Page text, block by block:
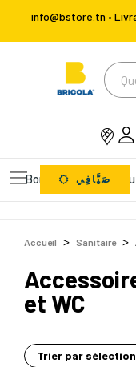
info@bstore.tn •
Bons Plansصَيَّافِي
Accueil Sanitaire
et WC
Trier par sélection